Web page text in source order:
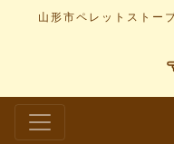
山形市ペレットストー